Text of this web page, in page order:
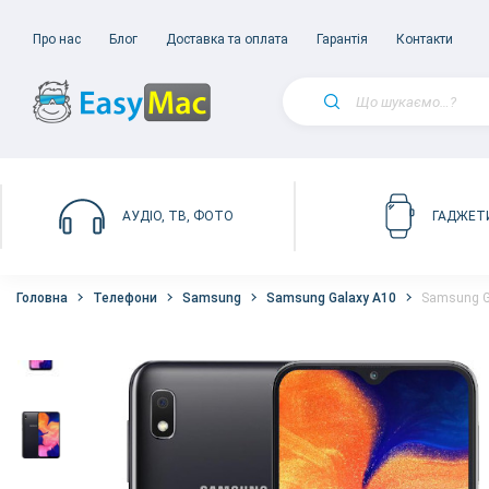
Про нас Блог Доставка та оплата Гарантія Контакти
АУДІО, ТВ, ФОТО
Головна Телефони Samsung Samsung Galaxy A10 Samsung